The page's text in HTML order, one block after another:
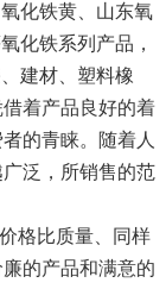
化铁黄、山东氧
化铁系列产品，
建材、塑料橡
着产品良好的着
的青睐。随着人
泛，所销售的范
格比质量、同样
的产品和满意的